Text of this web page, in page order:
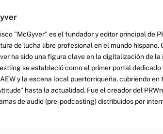
"McGyver" es el fundador y editor principal de
de lucha libre profesional en el mundo
ha sido una figura clave en la digitalización de
se estableció como el primer portal
AEW y la escena local puertorriqueña, cubriendo
hasta la actualidad. Fue el creador del
de audio (pre-podcasting) distribuidos por